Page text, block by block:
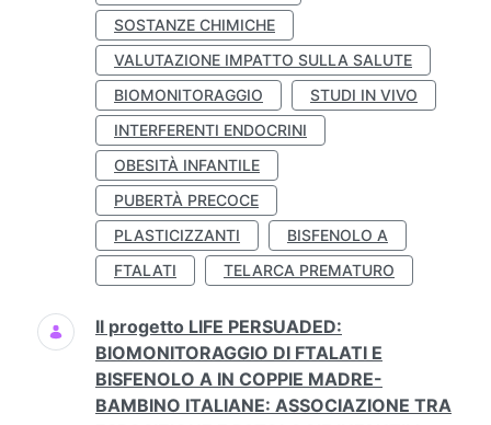
SOSTANZE CHIMICHE
VALUTAZIONE IMPATTO SULLA SALUTE
BIOMONITORAGGIO
STUDI IN VIVO
INTERFERENTI ENDOCRINI
OBESITÀ INFANTILE
PUBERTÀ PRECOCE
PLASTICIZZANTI
BISFENOLO A
FTALATI
TELARCA PREMATURO
Il progetto LIFE PERSUADED:
BIOMONITORAGGIO DI FTALATI E
BISFENOLO A IN COPPIE MADRE-
BAMBINO ITALIANE: ASSOCIAZIONE TRA